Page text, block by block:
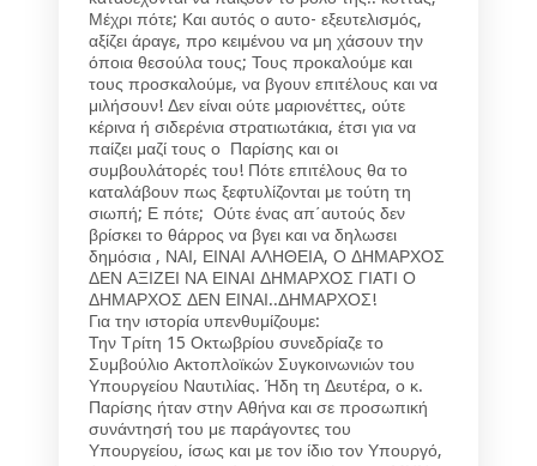
Μέχρι πότε; Και αυτός ο αυτο- εξευτελισμός,
αξίζει άραγε, προ κειμένου να μη χάσουν την
όποια θεσούλα τους; Τους προκαλούμε και
τους προσκαλούμε, να βγουν επιτέλους και να
μιλήσουν! Δεν είναι ούτε μαριονέττες, ούτε
κέρινα ή σιδερένια στρατιωτάκια, έτσι για να
παίζει μαζί τους ο Παρίσης και οι
συμβουλάτορές του! Πότε επιτέλους θα το
καταλάβουν πως ξεφτυλίζονται με τούτη τη
σιωπή; Ε πότε; Ούτε ένας απ΄αυτούς δεν
βρίσκει το θάρρος να βγει και να δηλωσει
δημόσια , ΝΑΙ, ΕΙΝΑΙ ΑΛΗΘΕΙΑ, Ο ΔΗΜΑΡΧΟΣ
ΔΕΝ ΑΞΙΖΕΙ ΝΑ ΕΙΝΑΙ ΔΗΜΑΡΧΟΣ ΓΙΑΤΙ Ο
ΔΗΜΑΡΧΟΣ ΔΕΝ ΕΙΝΑΙ..ΔΗΜΑΡΧΟΣ!
Για την ιστορία υπενθυμίζουμε:
Την Τρίτη 15 Οκτωβρίου συνεδρίαζε το
Συμβούλιο Ακτοπλοϊκών Συγκοινωνιών του
Υπουργείου Ναυτιλίας. Ήδη τη Δευτέρα, ο κ.
Παρίσης ήταν στην Αθήνα και σε προσωπική
συνάντησή του με παράγοντες του
Υπουργείου, ίσως και με τον ίδιο τον Υπουργό,